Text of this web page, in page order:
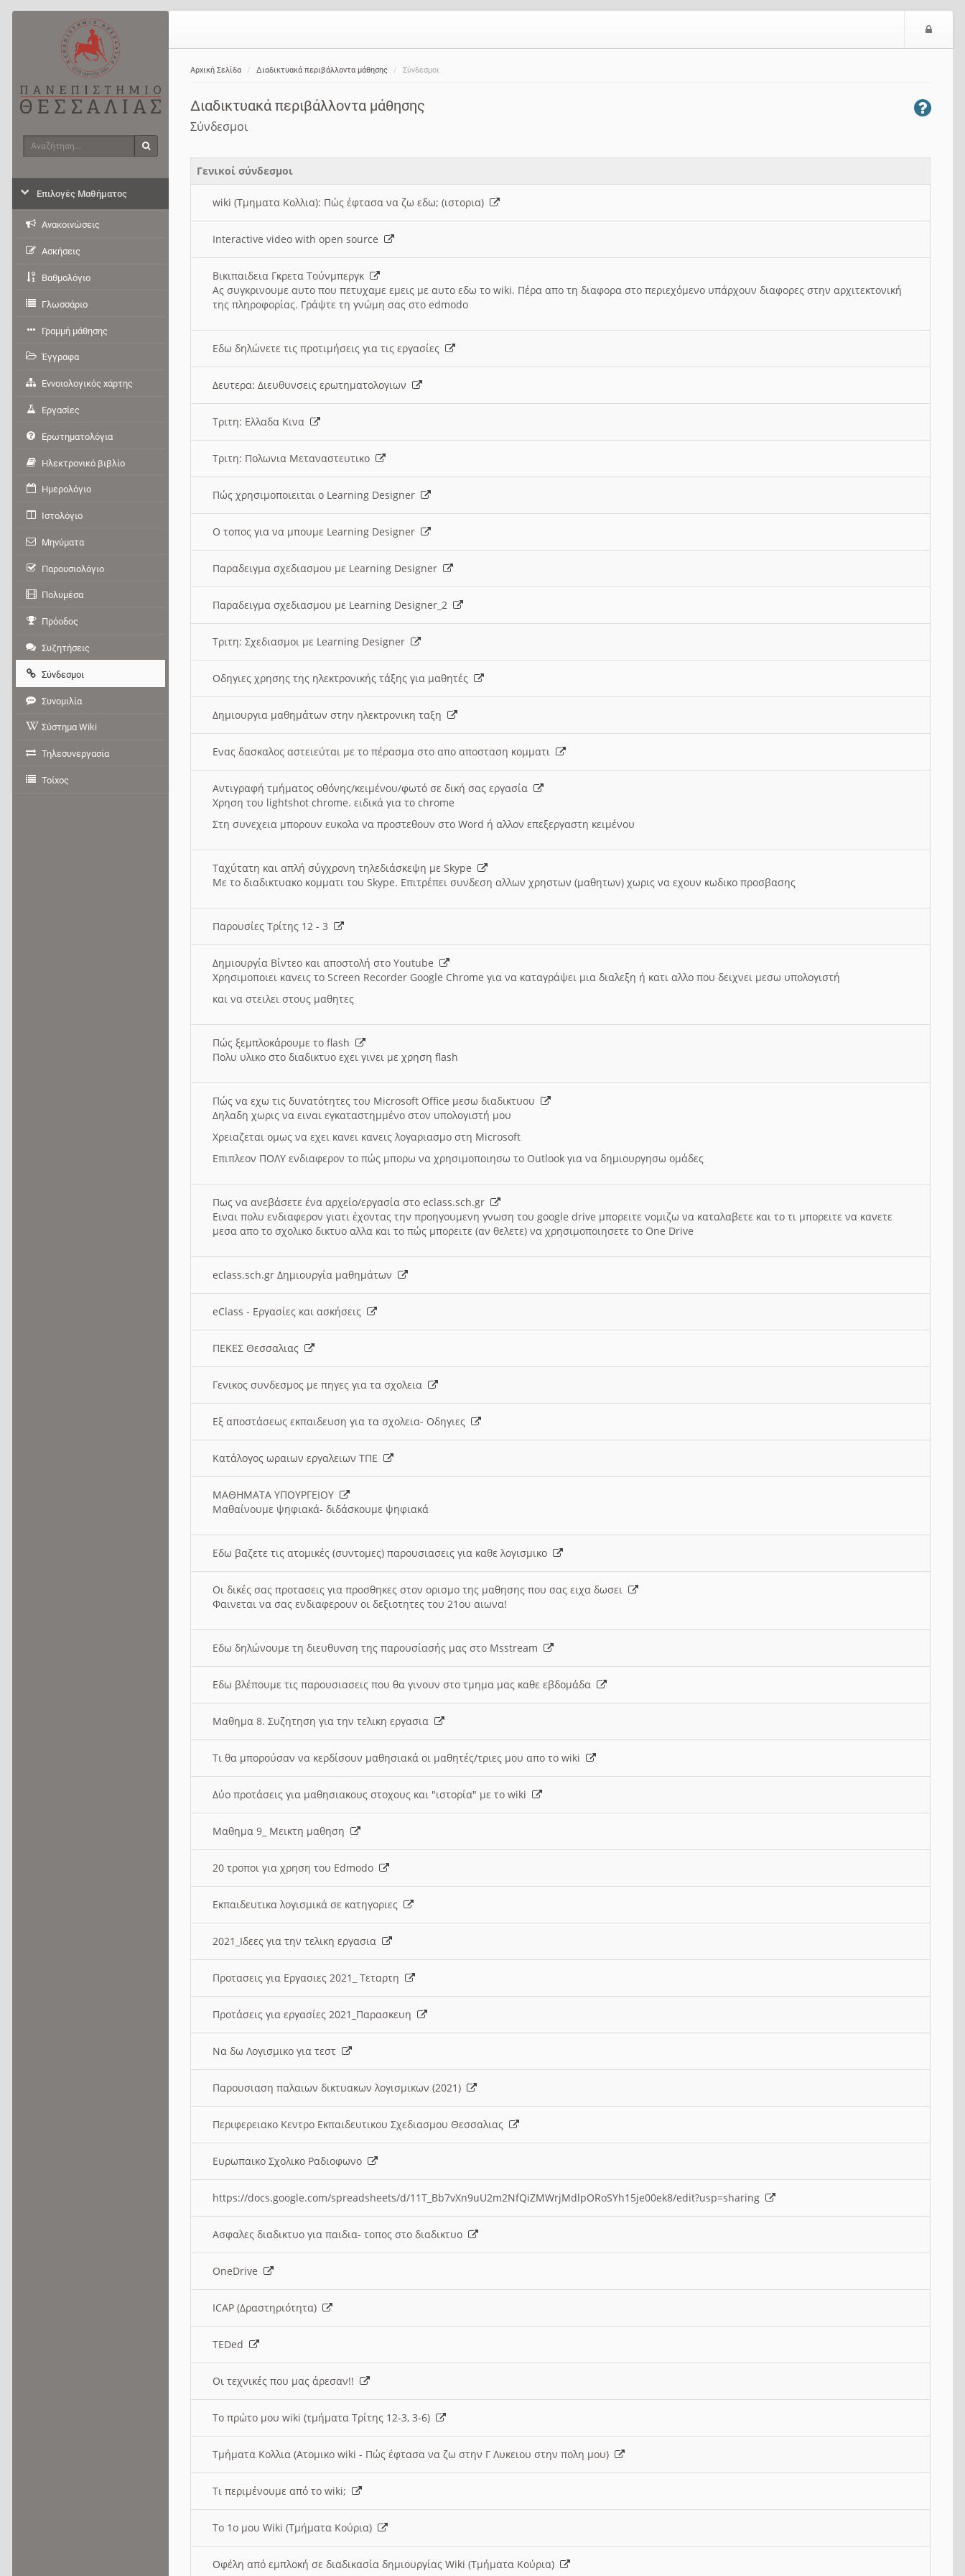
Αρχική Σελίδα Διαδικτυακά περιβάλλοντα μάθησης Σύνδεσμοι
Διαδικτυακά περιβάλλοντα μάθησης
Σύνδεσμοι
Γενικοί σύνδεσμοι
wiki (Τμηματα Κολλια): Πώς έφτασα να ζω εδω; (ιστορια)
Interactive video with open source
Βικιπαιδεια Γκρετα Τούνμπεργκ
Ας συγκρινουμε αυτο που πετυχαμε εμεις με αυτο εδω το wiki. Πέρα απο τη διαφορα στο περιεχόμενο υπάρχουν διαφορες στην αρχιτεκτονική
της πληροφορίας. Γράψτε τη γνώμη σας στο edmodo
Εδω δηλώνετε τις προτιμήσεις για τις εργασίες
Δευτερα: Διευθυνσεις ερωτηματολογιων
Τριτη: Ελλαδα Κινα
Τριτη: Πολωνια Μεταναστευτικο
Πώς χρησιμοποιειται ο Learning Designer
O τοπος για να μπουμε Learning Designer
Παραδειγμα σχεδιασμου με Learning Designer
Παραδειγμα σχεδιασμου με Learning Designer_2
Τριτη: Σχεδιασμοι με Learning Designer
Οδηγιες χρησης της ηλεκτρονικής τάξης για μαθητές
Δημιουργια μαθημάτων στην ηλεκτρονικη ταξη
Ενας δασκαλος αστειεύται με το πέρασμα στο απο αποσταση κομματι
Αντιγραφή τμήματος οθόνης/κειμένου/φωτό σε δική σας εργασία
Χρηση του lightshot chrome. ειδικά για το chrome
Στη συνεχεια μπορουν ευκολα να προστεθουν στο Word ή αλλον επεξεργαστη κειμένου
Ταχύτατη και απλή σύγχρονη τηλεδιάσκεψη με Skype
Με το διαδικτυακο κομματι του Skype. Επιτρέπει συνδεση αλλων χρηστων (μαθητων) χωρις να εχουν κωδικο προσβασης
Παρουσίες Τρίτης 12 - 3
Δημιουργία Βίντεο και αποστολή στο Youtube
Χρησιμοποιει κανεις το Screen Recorder Google Chrome για να καταγράψει μια διαλεξη ή κατι αλλο που δειχνει μεσω υπολογιστή
και να στειλει στους μαθητες
Πώς ξεμπλοκάρουμε το flash
Πολυ υλικο στο διαδικτυο εχει γινει με χρηση flash
Πώς να εχω τις δυνατότητες του Microsoft Office μεσω διαδικτυου
Δηλαδη χωρις να ειναι εγκαταστημμένο στον υπολογιστή μου
Χρειαζεται ομως να εχει κανει κανεις λογαριασμο στη Microsoft
Επιπλεον ΠΟΛΥ ενδιαφερον το πώς μπορω να χρησιμοποιησω το Outlook για να δημιουργησω ομάδες
Πως να ανεβάσετε ένα αρχείο/εργασία στο eclass.sch.gr
Ειναι πολυ ενδιαφερον γιατι έχοντας την προηγουμενη γνωση του google drive μπορειτε νομιζω να καταλαβετε και το τι μπορειτε να κανετε
μεσα απο το σχολικο δικτυο αλλα και το πώς μπορειτε (αν θελετε) να χρησιμοποιησετε το One Drive
eclass.sch.gr Δημιουργία μαθημάτων
eClass - Εργασίες και ασκήσεις
ΠΕΚΕΣ Θεσσαλιας
Γενικος συνδεσμος με πηγες για τα σχολεια
Εξ αποστάσεως εκπαιδευση για τα σχολεια- Οδηγιες
Κατάλογος ωραιων εργαλειων ΤΠΕ
ΜΑΘΗΜΑΤΑ ΥΠΟΥΡΓΕΙΟΥ
Μαθαίνουμε ψηφιακά- διδάσκουμε ψηφιακά
Εδω βαζετε τις ατομικές (συντομες) παρουσιασεις για καθε λογισμικο
Οι δικές σας προτασεις για προσθηκες στον ορισμο της μαθησης που σας ειχα δωσει
Φαινεται να σας ενδιαφερουν οι δεξιοτητες του 21ου αιωνα!
Εδω δηλώνουμε τη διευθυνση της παρουσίασής μας στο Msstream
Εδω βλέπουμε τις παρουσιασεις που θα γινουν στο τμημα μας καθε εβδομάδα
Μαθημα 8. Συζητηση για την τελικη εργασια
Τι θα μπορούσαν να κερδίσουν μαθησιακά οι μαθητές/τριες μου απο το wiki
Δύο προτάσεις για μαθησιακους στοχους και "ιστορία" με το wiki
Μαθημα 9_ Μεικτη μαθηση
20 τροποι για χρηση του Edmodo
Εκπαιδευτικα λογισμικά σε κατηγοριες
2021_Ιδεες για την τελικη εργασια
Προτασεις για Εργασιες 2021_ Τεταρτη
Προτάσεις για εργασίες 2021_Παρασκευη
Να δω Λογισμικο για τεστ
Παρουσιαση παλαιων δικτυακων λογισμικων (2021)
Περιφερειακο Κεντρο Εκπαιδευτικου Σχεδιασμου Θεσσαλιας
Ευρωπαικο Σχολικο Ραδιοφωνο
https://docs.google.com/spreadsheets/d/11T_Bb7vXn9uU2m2NfQiZMWrjMdlpORoSYh15je00ek8/edit?usp=sharing
Ασφαλες διαδικτυο για παιδια- τοπος στο διαδικτυο
OneDrive
ICAP (Δραστηριότητα)
TEDed
Οι τεχνικές που μας άρεσαν!!
Το πρώτο μου wiki (τμήματα Τρίτης 12-3, 3-6)
Τμήματα Κολλια (Ατομικο wiki - Πώς έφτασα να ζω στην Γ Λυκειου στην πολη μου)
Τι περιμένουμε από το wiki;
Το 1ο μου Wiki (Τμήματα Κούρια)
Οφέλη από εμπλοκή σε διαδικασία δημιουργίας Wiki (Τμήματα Κούρια)
Αναζήτηση
Επιλογές Μαθήματος
Ανακοινώσεις
Ασκήσεις
Βαθμολόγιο
Γλωσσάριο
Γραμμή μάθησης
Έγγραφα
Εννοιολογικός χάρτης
Εργασίες
Ερωτηματολόγια
Ηλεκτρονικό βιβλίο
Ημερολόγιο
Ιστολόγιο
Μηνύματα
Παρουσιολόγιο
Πολυμέσα
Πρόοδος
Συζητήσεις
Σύνδεσμοι
Συνομιλία
Σύστημα Wiki
Τηλεσυνεργασία
Τοίχος